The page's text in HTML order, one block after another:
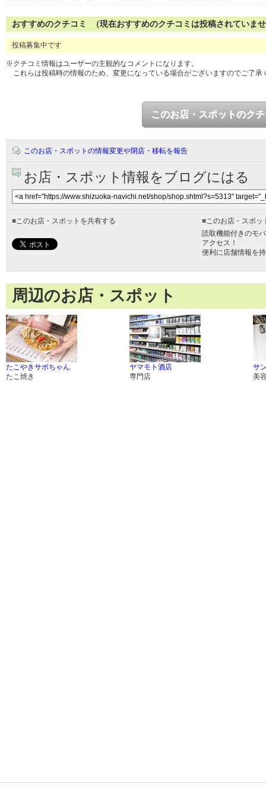
おすすめのクチコミ （現在おすすめのクチコミは投稿されていま
投稿募集中です
※クチコミ情報はユーザーの主観的なコメントになります。
これらは投稿時の情報のため、変更になっている場合がございますのでご了承
このお店・スポットのク
このお店・スポットの情報変更や閉店・移転を報告
お店・スポット情報をブログにはる
■このお店・スポットを共有する ■このお店・スポッ
読取機能付きのモ
アクセス！
便利に店舗情報を
周辺のお店・スポット
たこやきサボちゃん
たこ焼き
ヤマモト酒店
専門店
サ
美